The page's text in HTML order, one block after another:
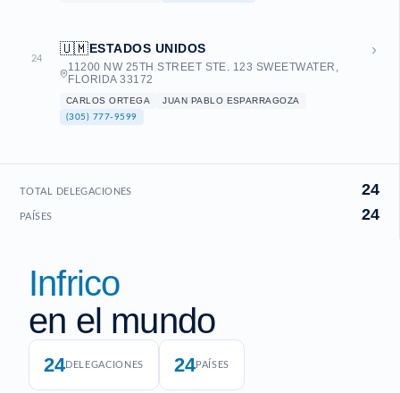
24
🇺🇲ESTADOS UNIDOS ›
11200 NW 25TH STREET STE. 123 SWEETWATER,
FLORIDA 33172
CARLOS ORTEGA JUAN PABLO ESPARRAGOZA
(305) 777-9599
TOTAL DELEGACIONES 24
PAÍSES 24
Infrico
en el mundo
24DELEGACIONES 24PAÍSES